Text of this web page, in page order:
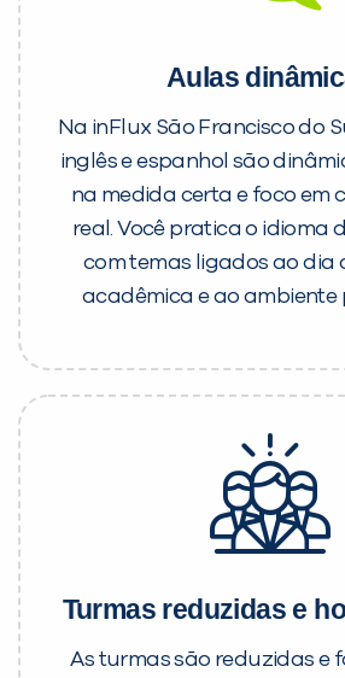
Aulas
Na inFlux São Francisco do
inglês e espanhol são
na medida certa e foco em
real. Você pratica o idioma
com temas ligados ao dia
acadêmica e ao ambiente
Turmas reduzidas e
As turmas são reduzidas e